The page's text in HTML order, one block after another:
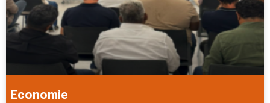
Economie